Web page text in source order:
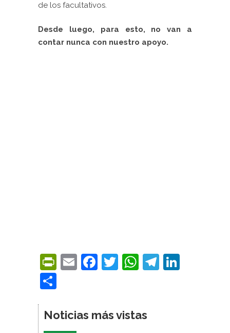
de los facultativos.
Desde luego, para esto, no van a
contar nunca con nuestro apoyo.
PrintFriendly
EmailFacebook
Twitter
WhatsApp
Noticias más vistas